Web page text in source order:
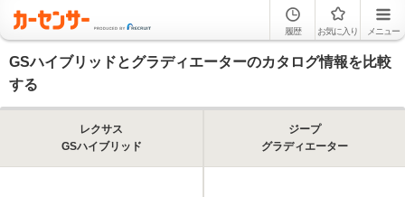
履歴 お気に入り メニュー
GSハイブリッドとグラディエーターのカタログ情報を比較
する
レクサス
GSハイブリッド
ジープ
グラディエーター